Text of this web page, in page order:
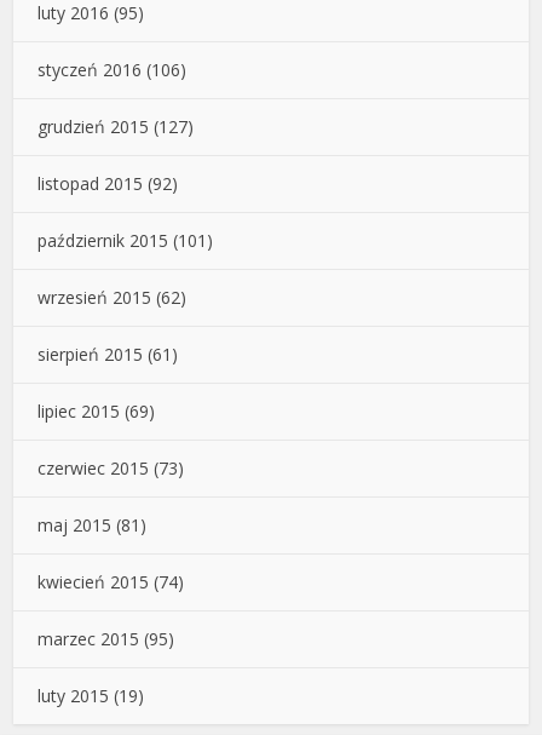
luty 2016 (95)
styczeń 2016 (106)
grudzień 2015 (127)
listopad 2015 (92)
październik 2015 (101)
wrzesień 2015 (62)
sierpień 2015 (61)
lipiec 2015 (69)
czerwiec 2015 (73)
maj 2015 (81)
kwiecień 2015 (74)
marzec 2015 (95)
luty 2015 (19)